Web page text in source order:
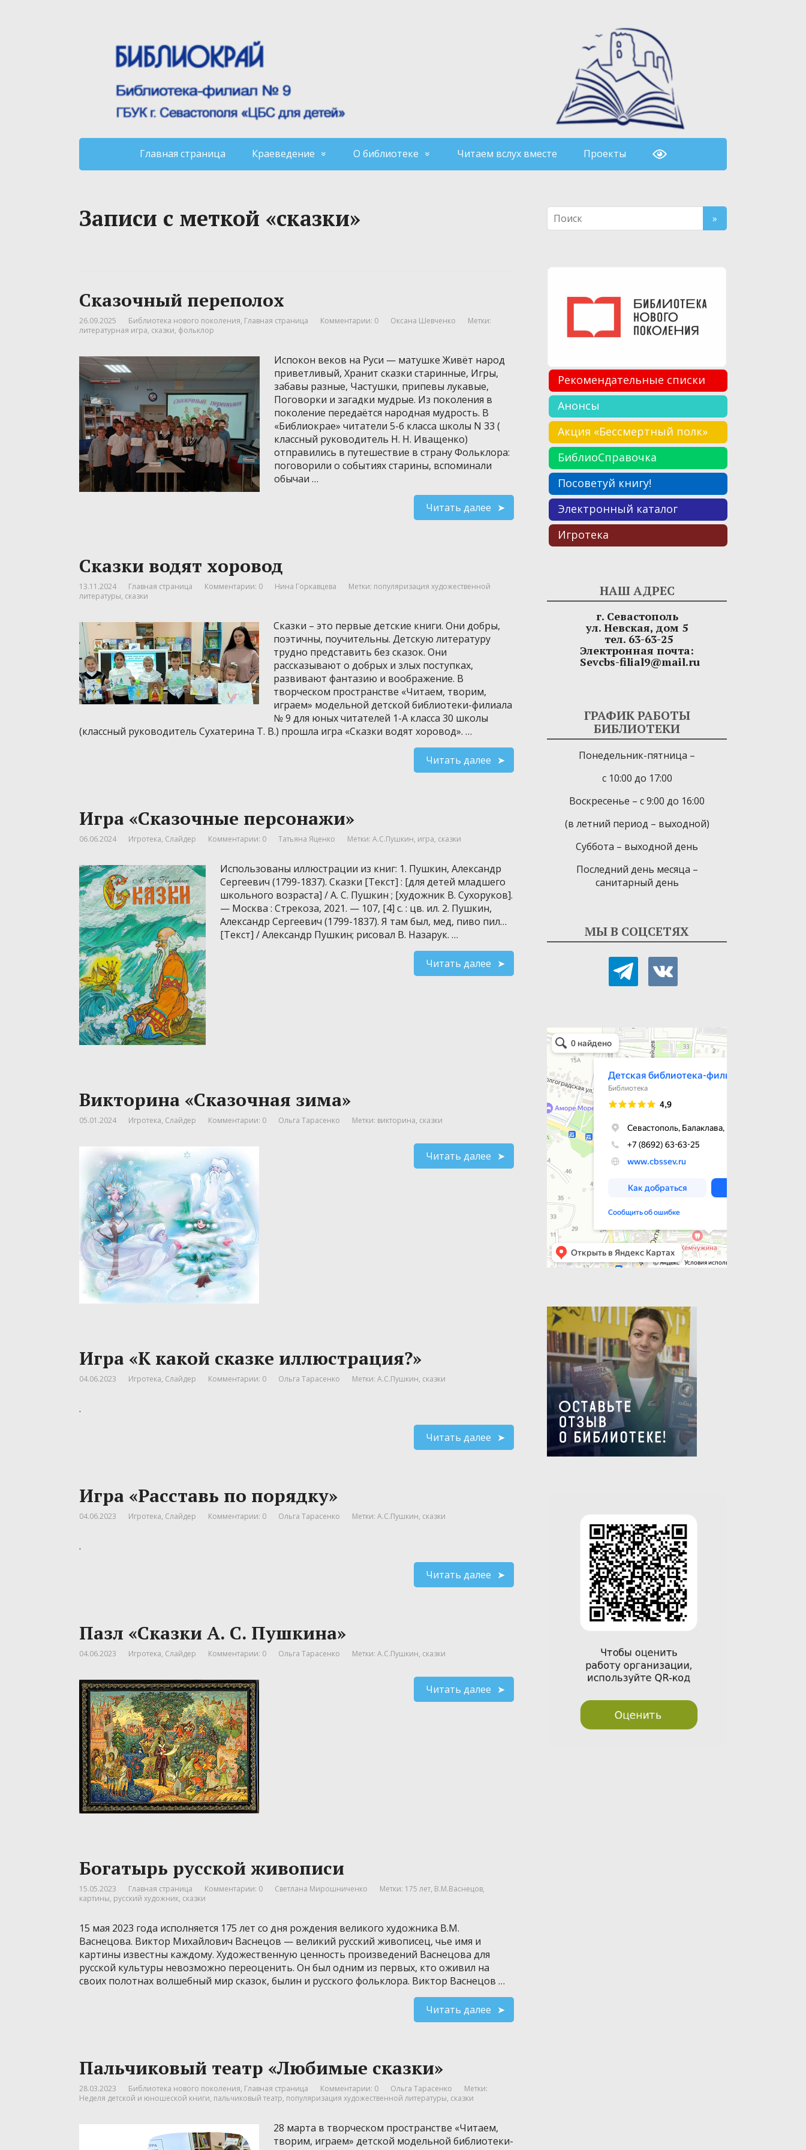
Главная страница Краеведение О библиотеке Читаем вслух вместе Проекты
Записи с меткой «сказки»
Сказочный переполох
26.09.2025 Библиотека нового поколения, Главная страница Комментарии: 0 Оксана Шевченко
Метки:
литературная игра, сказки, фольклор
Испокон веков на Руси — матушке Живёт народ
приветливый, Хранит сказки старинные, Игры,
забавы разные, Частушки, припевы лукавые,
Поговорки и загадки мудрые. Из поколения в
поколение передаётся народная мудрость. В
«Библиокрае» читатели 5-б класса школы N 33 (
классный руководитель Н. Н. Иващенко)
отправились в путешествие в страну Фольклора:
поговорили о событиях старины, вспоминали
обычаи …
Читать далее
Сказки водят хоровод
13.11.2024 Главная страница Комментарии: 0 Нина Горкавцева Метки: популяризация художественной
литературы, сказки
Сказки – это первые детские книги. Они добры,
поэтичны, поучительны. Детскую литературу
трудно представить без сказок. Они
рассказывают о добрых и злых поступках,
развивают фантазию и воображение. В
творческом пространстве «Читаем, творим,
играем» модельной детской библиотеки-филиала
№ 9 для юных читателей 1-А класса 30 школы
(классный руководитель Сухатерина Т. В.) прошла игра «Сказки водят хоровод». …
Читать далее
Игра «Сказочные персонажи»
06.06.2024 Игротека, Слайдер Комментарии: 0 Татьяна Яценко Метки: А.С.Пушкин, игра, сказки
Использованы иллюстрации из книг: 1. Пушкин, Александр
Сергеевич (1799-1837). Сказки [Текст] : [для детей младшего
школьного возраста] / А. С. Пушкин ; [художник В. Сухоруков].
— Москва : Стрекоза, 2021. — 107, [4] с. : цв. ил. 2. Пушкин,
Александр Сергеевич (1799-1837). Я там был, мед, пиво пил…
[Текст] / Александр Пушкин; рисовал В. Назарук. …
Читать далее
Викторина «Сказочная зима»
05.01.2024 Игротека, Слайдер Комментарии: 0 Ольга Тарасенко Метки: викторина, сказки
Читать далее
Игра «К какой сказке иллюстрация?»
04.06.2023 Игротека, Слайдер Комментарии: 0 Ольга Тарасенко Метки: А.С.Пушкин, сказки
.
Читать далее
Игра «Расставь по порядку»
04.06.2023 Игротека, Слайдер Комментарии: 0 Ольга Тарасенко Метки: А.С.Пушкин, сказки
.
Читать далее
Пазл «Сказки А. С. Пушкина»
04.06.2023 Игротека, Слайдер Комментарии: 0 Ольга Тарасенко Метки: А.С.Пушкин, сказки
Читать далее
Богатырь русской живописи
15.05.2023 Главная страница Комментарии: 0 Светлана Мирошниченко Метки: 175 лет, В.М.Васнецов,
картины, русский художник, сказки
15 мая 2023 года исполняется 175 лет со дня рождения великого художника В.М.
Васнецова. Виктор Михайлович Васнецов — великий русский живописец, чье имя и
картины известны каждому. Художественную ценность произведений Васнецова для
русской культуры невозможно переоценить. Он был одним из первых, кто оживил на
своих полотнах волшебный мир сказок, былин и русского фольклора. Виктор Васнецов …
Читать далее
Пальчиковый театр «Любимые сказки»
28.03.2023 Библиотека нового поколения, Главная страница Комментарии: 0 Ольга Тарасенко
Метки:
Неделя детской и юношеской книги, пальчиковый театр, популяризация художественной литературы, сказки
28 марта в творческом пространстве «Читаем,
творим, играем» детской модельной библиотеки-
Рекомендательные списки
Анонсы
Акция «Бессмертный полк»
БиблиоСправочка
Посоветуй книгу!
Электронный каталог
Игротека
НАШ АДРЕС
г. Севастополь
ул. Невская, дом 5
тел. 63-63-25
Электронная почта:
Sevcbs-filial9@mail.ru
ГРАФИК РАБОТЫ
БИБЛИОТЕКИ
Понедельник-пятница –
с 10:00 до 17:00
Воскресенье – с 9:00 до 16:00
(в летний период – выходной)
Суббота – выходной день
Последний день месяца –
санитарный день
МЫ В СОЦСЕТЯХ
telegram vkontakte
Детская библиотека-филиал № 9
Библиотека в Севастополе